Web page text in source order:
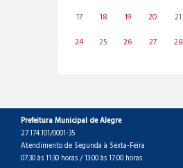
17
18 19 20 21
24
25 26 27 28
Prefeitura Municipal de Alegre
27.174.101/0001-35
Atendimento de Segunda à Sexta-Feira
07:30 às 11:30 horas / 13:00 às 17:00 horas